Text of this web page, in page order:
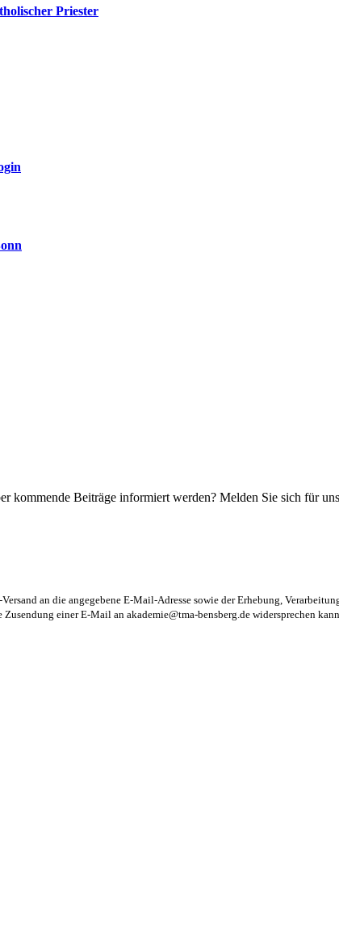
Priester
kommende Beiträge informiert werden? Melden Sie sich für
an die angegebene E-Mail-Adresse sowie der Erhebung,
Zusendung einer E-Mail an akademie@tma-bensberg.de widersprechen